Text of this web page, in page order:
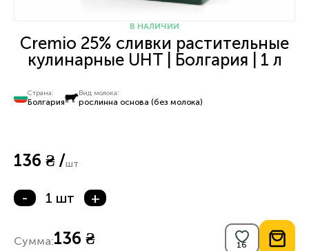
В НАЛИЧИИ
Cremio 25% сливки растительные
кулинарные UHT | Болгария | 1 л
Страна:
Болгария
Вид молока:
рослинна основа (без молока)
136 ₴ /шт
- 1 шт +
Сумма:136 ₴